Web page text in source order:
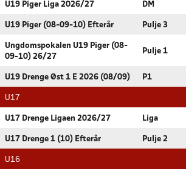
U19 Piger Liga 2026/27 DM
U19 Piger (08-09-10) Efterår Pulje 3
Ungdomspokalen U19 Piger (08-
09-10) 26/27
Pulje 1
U19 Drenge Øst 1 E 2026 (08/09) P1
U17
U17 Drenge Ligaen 2026/27 Liga
U17 Drenge 1 (10) Efterår Pulje 2
U16